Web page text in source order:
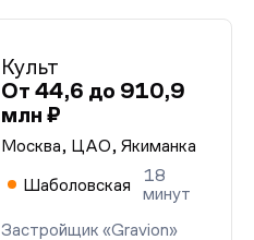
Культ
От 44,6 до 910,9
млн ₽
Москва, ЦАО, Якиманка
Шаболовская
18
минут
Застройщик «Gravion»